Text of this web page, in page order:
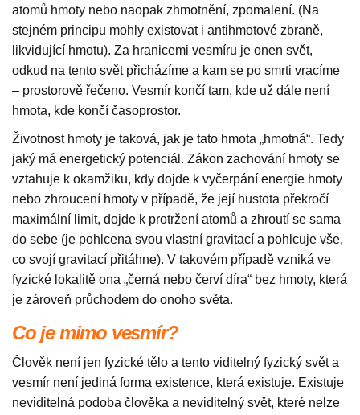
atomů hmoty nebo naopak zhmotnění, zpomalení. (Na
stejném principu mohly existovat i antihmotové zbraně,
likvidující hmotu). Za hranicemi vesmíru je onen svět,
odkud na tento svět přicházíme a kam se po smrti vracíme
– prostorově řečeno. Vesmír končí tam, kde už dále není
hmota, kde končí časoprostor.
Životnost hmoty je taková, jak je tato hmota „hmotná“. Tedy
jaký má energetický potenciál. Zákon zachování hmoty se
vztahuje k okamžiku, kdy dojde k vyčerpání energie hmoty
nebo zhroucení hmoty v případě, že její hustota překročí
maximální limit, dojde k protržení atomů a zhroutí se sama
do sebe (je pohlcena svou vlastní gravitací a pohlcuje vše,
co svojí gravitací přitáhne). V takovém případě vzniká ve
fyzické lokalitě ona „černá nebo červí díra“ bez hmoty, která
je zároveň průchodem do onoho světa.
Co je mimo vesmír?
Člověk není jen fyzické tělo a tento viditelný fyzický svět a
vesmír není jediná forma existence, která existuje. Existuje
neviditelná podoba člověka a neviditelný svět, které nelze